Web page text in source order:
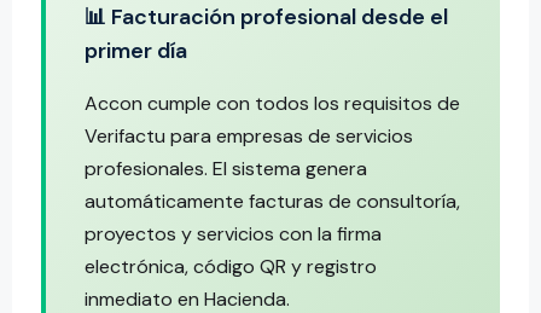
📊 Facturación profesional desde el
primer día
Accon cumple con todos los requisitos de
Verifactu para empresas de servicios
profesionales. El sistema genera
automáticamente facturas de consultoría,
proyectos y servicios con la firma
electrónica, código QR y registro
inmediato en Hacienda.